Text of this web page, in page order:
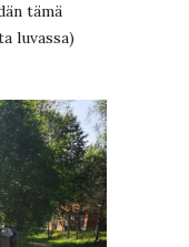
tämä
luvassa)